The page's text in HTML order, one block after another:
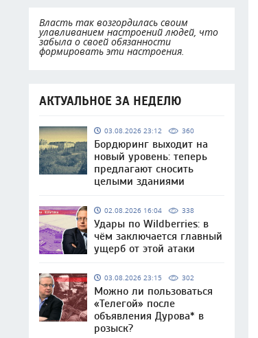
Власть так возгордилась своим
улавливанием настроений людей, что
забыла о своей обязанности
формировать эти настроения.
АКТУАЛЬНОЕ ЗА НЕДЕЛЮ
03.08.2026 23:12 360
Бордюринг выходит на
новый уровень: теперь
предлагают сносить
целыми зданиями
02.08.2026 16:04 338
Удары по Wildberries: в
чём заключается главный
ущерб от этой атаки
03.08.2026 23:15 302
Можно ли пользоваться
«Телегой» после
объявления Дурова* в
розыск?